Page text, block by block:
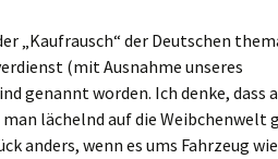
„Kaufrausch“ der Deutschen
(mit Ausnahme unseres
genannt worden. Ich denke, dass
lächelnd auf die Weibchenwelt
anders, wenn es ums Fahrzeug